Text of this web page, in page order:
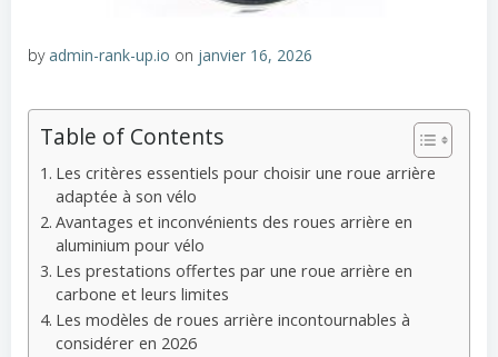
byadmin-rank-up.io on janvier 16, 2026
Table of Contents
Les critères essentiels pour choisir une roue arrière
adaptée à son vélo
Avantages et inconvénients des roues arrière en
aluminium pour vélo
Les prestations offertes par une roue arrière en
carbone et leurs limites
Les modèles de roues arrière incontournables à
considérer en 2026